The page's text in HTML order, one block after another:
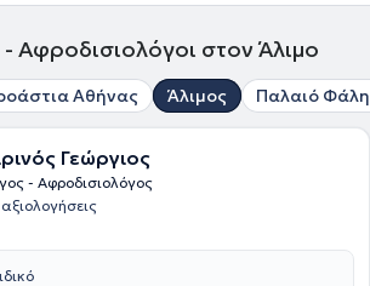
Αφροδισιολόγοι στον Άλιμο
Αθήνας Άλιμος Παλαιό
Γεώργιος
- Αφροδισιολόγος